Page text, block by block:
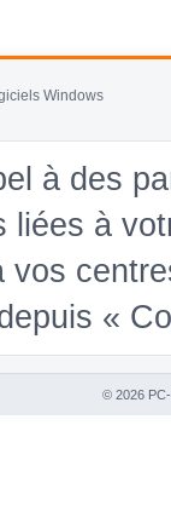
Windows
à des
liées à
vos
«
© 2026